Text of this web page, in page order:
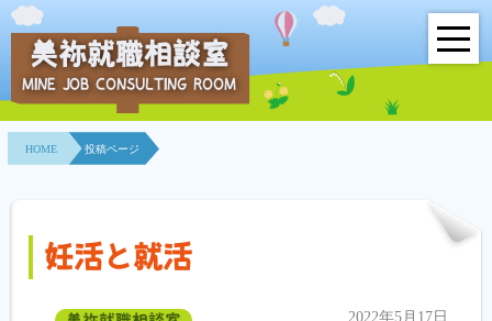
HOME
事業所紹介
相談室とは？
美祢就職相談室
MINE JOB CONSULTING ROOM
HOME 投稿ページ
妊活と就活
2022年5月17日